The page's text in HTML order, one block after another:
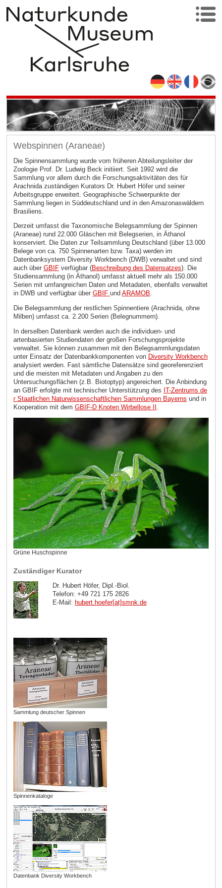
Webspinnen (Araneae)
Die Spinnensammlung wurde vom früheren Abteilungsleiter der
Zoologie Prof. Dr. Ludwig Beck initiiert. Seit 1992 wird die
Sammlung vor allem durch die Forschungsaktivitäten des für
Arachnida zuständigen Kurators Dr. Hubert Höfer und seiner
Arbeitsgruppe erweitert. Geographische Schwerpunkte der
Sammlung liegen in Süddeutschland und in den Amazonaswäldern
Brasiliens.
Derzeit umfasst die Taxonomische Belegsammlung der Spinnen
(Araneae) rund 22.000 Gläschen mit Belegserien, in Äthanol
konserviert. Die Daten zur Teilsammlung Deutschland (über 13.000
Belege von ca. 750 Spinnenarten bzw. Taxa) werden im
Datenbanksystem Diversity Workbench (DWB) verwaltet und sind
auch über GBIFverfügbar (Beschreibung des Datensatzes). Die
Studiensammlung (in Äthanol) umfasst aktuell mehr als 150.000
Serien mit umfangreichen Daten und Metadaten, ebenfalls verwaltet
in DWB und verfügbar über GBIF und ARAMOB.
Die Belegsammlung der restlichen Spinnentiere (Arachnida, ohne
Milben) umfasst ca. 2.200 Serien (Belegnummern).
In derselben Datenbank werden auch die individuen- und
artenbasierten Studiendaten der großen Forschungsprojekte
verwaltet. Sie können zusammen mit den Belegsammlungsdaten
unter Einsatz der Datenbankkomponenten von Diversity Workbench
analysiert werden. Fast sämtliche Datensätze sind georeferenziert
und die meisten mit Metadaten und Angaben zu den
Untersuchungsflächen (z.B. Biotoptyp) angereichert. Die Anbindung
an GBIF erfolgte mit technischer Unterstützung des IT-Zentrums de
r Staatlichen Naturwissenschaftlichen Sammlungen Bayerns und in
Kooperation mit dem GBIF-D Knoten Wirbellose II .
Grüne Huschspinne
Zuständiger Kurator
Dr. Hubert Höfer, Dipl.-Biol.
Telefon: +49 721 175 2826
E-Mail: hubert.hoefer[at]smnk.de
Sammlung deutscher Spinnen
Spinnenkataloge
Datenbank Diversity Workbench